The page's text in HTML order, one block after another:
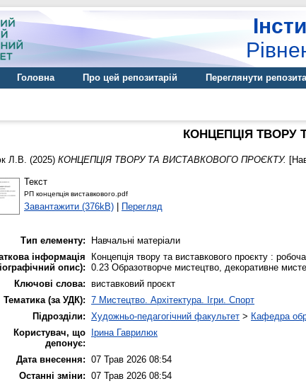
Головна Про цей репозитарій Переглянути
КОНЦЕПЦІЯ ТВОРУ
Л.В. (2025) КОНЦЕПЦІЯ ТВОРУ ТА ВИСТАВКОВОГО ПРОЄКТУ.
Текст
РП концепція виставкового.pdf
Завантажити (376kB) | Перегляд
Тип елементу:
Навчальні матеріали
інформація
опис):
Концепція твору та виставкового проєкту :
0.23 Образотворче мистецтво, декоративне
Ключові слова: виставковий проєкт
Тематика (за УДК): 7 Мистецтво. Архітектура. Ігри. Спорт
Підрозділи: Художньо-педагогічний факультет > Кафедра
Користувач, що
депонує:
Ірина Гаврилюк
Дата внесення: 07 Трав 2026 08:54
Останні зміни: 07 Трав 2026 08:54